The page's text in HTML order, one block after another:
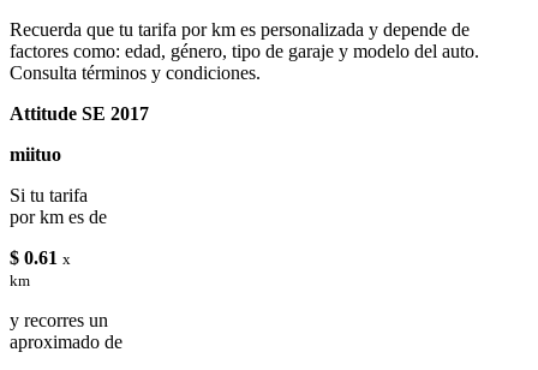
Recuerda que tu tarifa por km es personalizada y depende de
factores como: edad, género, tipo de garaje y modelo del auto.
Consulta términos y condiciones.
Attitude SE 2017
miituo
Si tu tarifa
por km es de
$ 0.61 x
km
y recorres un
aproximado de